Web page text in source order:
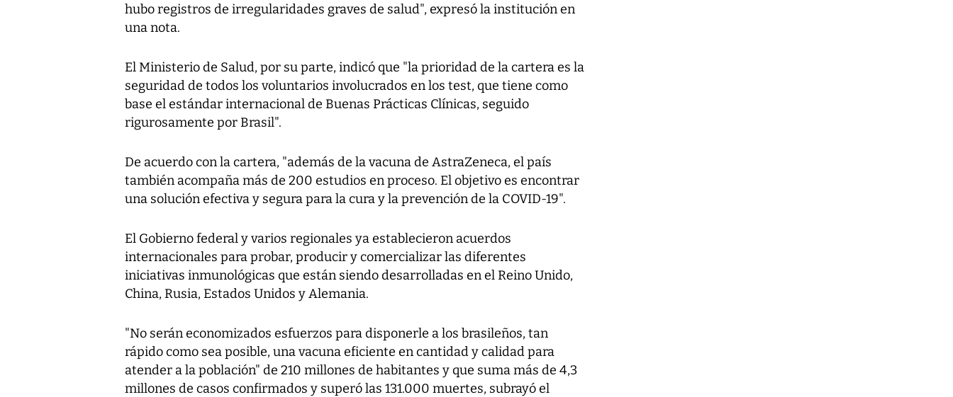
hubo registros de irregularidades graves de salud", expresó la institución en
una nota.
El Ministerio de Salud, por su parte, indicó que "la prioridad de la cartera es la
seguridad de todos los voluntarios involucrados en los test, que tiene como
base el estándar internacional de Buenas Prácticas Clínicas, seguido
rigurosamente por Brasil".
De acuerdo con la cartera, "además de la vacuna de AstraZeneca, el país
también acompaña más de 200 estudios en proceso. El objetivo es encontrar
una solución efectiva y segura para la cura y la prevención de la COVID-19".
El Gobierno federal y varios regionales ya establecieron acuerdos
internacionales para probar, producir y comercializar las diferentes
iniciativas inmunológicas que están siendo desarrolladas en el Reino Unido,
China, Rusia, Estados Unidos y Alemania.
"No serán economizados esfuerzos para disponerle a los brasileños, tan
rápido como sea posible, una vacuna eficiente en cantidad y calidad para
atender a la población" de 210 millones de habitantes y que suma más de 4,3
millones de casos confirmados y superó las 131.000 muertes, subrayó el